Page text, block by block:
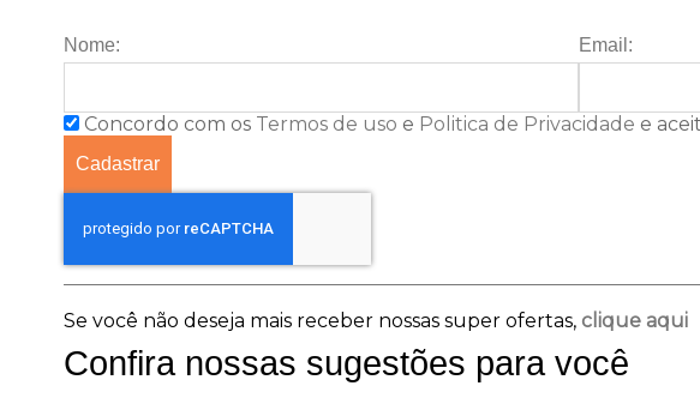
Nome: Email:
Concordo com os Termos de uso e Politica de Privacidade e
Cadastrar
Se você não deseja mais receber nossas super ofertas, clique aqui
Confira nossas sugestões para você